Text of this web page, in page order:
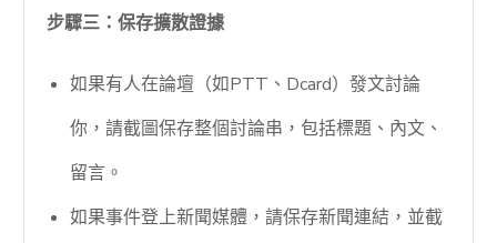
步驟三：保存擴散證據
如果有人在論壇（如PTT、Dcard）發文討論
你，請截圖保存整個討論串，包括標題、內文、
留言。
如果事件登上新聞媒體，請保存新聞連結，並截